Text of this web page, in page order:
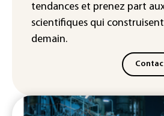
tendances et prenez part
scientifiques qui
demain.